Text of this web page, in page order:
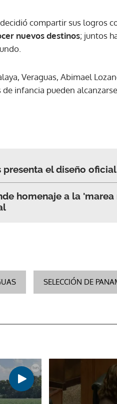
suscribirte a nuestro
compartir sus logros
nuevos destinos; juntos
Veraguas, Abimael
infancia pueden
presenta el diseño oficial
homenaje a la
SELECCIÓN DE